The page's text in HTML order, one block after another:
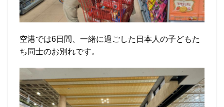
空港では6日間、一緒に過ごした日本人の子どもた
ち同士のお別れです。